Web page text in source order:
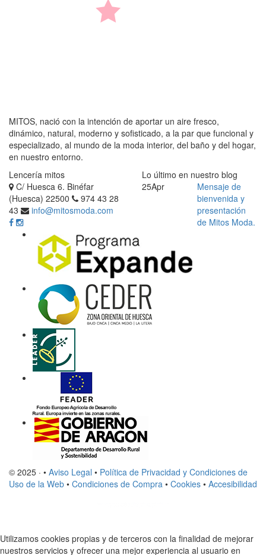
MITOS, nació con la intención de aportar un aire fresco,
dinámico, natural, moderno y sofisticado, a la par que funcional y
especializado, al mundo de la moda interior, del baño y del hogar,
en nuestro entorno.
Lencería mitos
C/ Huesca 6. Binéfar
(Huesca) 22500
974 43 28
43
info@mitosmoda.com
Lo último en nuestro blog
25Apr
Mensaje de
bienvenida y
presentación
de Mitos Moda.
© 2025 · • Aviso Legal • Política de Privacidad y Condiciones de
Uso de la Web • Condiciones de Compra • Cookies • Accesibilidad
Utilizamos cookies propias y de terceros con la finalidad de mejorar
nuestros servicios y ofrecer una mejor experiencia al usuario en